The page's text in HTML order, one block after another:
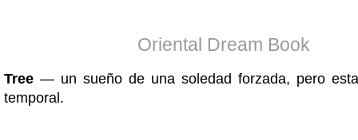
Oriental Dream Book
Tree — un sueño de una soledad forzada, pero
temporal.